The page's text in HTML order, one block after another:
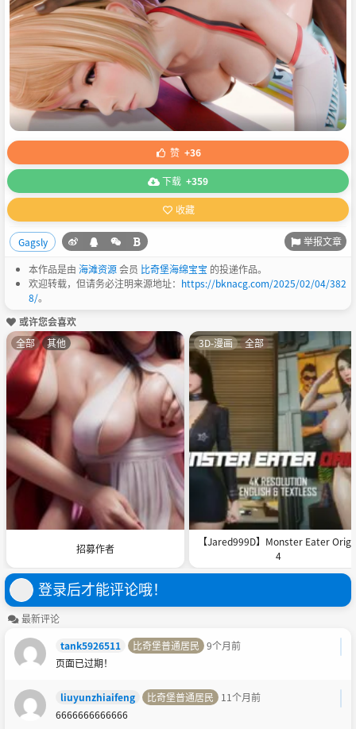
赞 +36
下载 +359
收藏
Gagsly 举报文章
本作品是由 海滩资源会员 比奇堡海绵宝宝 的投递作品。
欢迎转载，但请务必注明来源地址： https://bknacg.com/2025/02/04/382
8/。
或许您会喜欢
招募作者
全部 其他
【Jared999D】Monster Eater
4
3D-漫画 全部
登录后才能评论哦！
最新评论
tank5926511
比奇堡普通居民 9个月前
页面已过期！
liuyunzhiaifeng 比奇堡普通居民
11个月前
6666666666666